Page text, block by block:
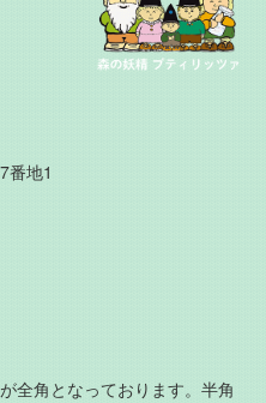
番地1
全角となっております。半角